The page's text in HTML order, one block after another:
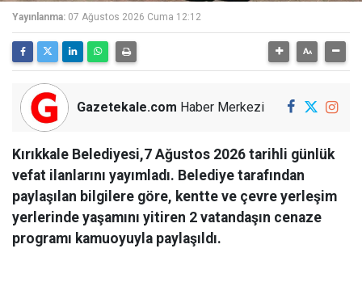
Yayınlanma: 07 Ağustos 2026 Cuma 12:12
Gazetekale.com Haber Merkezi
Kırıkkale Belediyesi,7 Ağustos 2026 tarihli günlük
vefat ilanlarını yayımladı. Belediye tarafından
paylaşılan bilgilere göre, kentte ve çevre yerleşim
yerlerinde yaşamını yitiren 2 vatandaşın cenaze
programı kamuoyuyla paylaşıldı.